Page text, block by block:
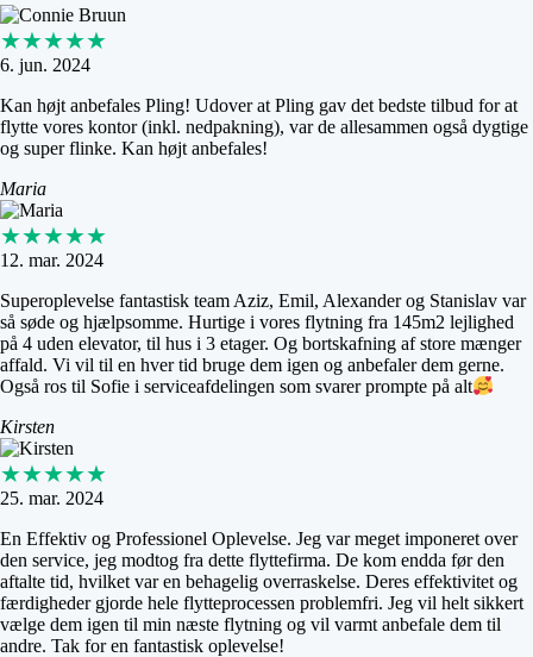
★★★★★
6. jun. 2024
Kan højt anbefales Pling! Udover at Pling gav det bedste tilbud for at
flytte vores kontor (inkl. nedpakning), var de allesammen også dygtige
og super flinke. Kan højt anbefales!
Maria
★★★★★
12. mar. 2024
Superoplevelse fantastisk team Aziz, Emil, Alexander og Stanislav var
så søde og hjælpsomme. Hurtige i vores flytning fra 145m2 lejlighed
på 4 uden elevator, til hus i 3 etager. Og bortskafning af store mænger
affald. Vi vil til en hver tid bruge dem igen og anbefaler dem gerne.
Også ros til Sofie i serviceafdelingen som svarer prompte på alt
Kirsten
★★★★★
25. mar. 2024
En Effektiv og Professionel Oplevelse. Jeg var meget imponeret over
den service, jeg modtog fra dette flyttefirma. De kom endda før den
aftalte tid, hvilket var en behagelig overraskelse. Deres effektivitet og
færdigheder gjorde hele flytteprocessen problemfri. Jeg vil helt sikkert
vælge dem igen til min næste flytning og vil varmt anbefale dem til
andre. Tak for en fantastisk oplevelse!